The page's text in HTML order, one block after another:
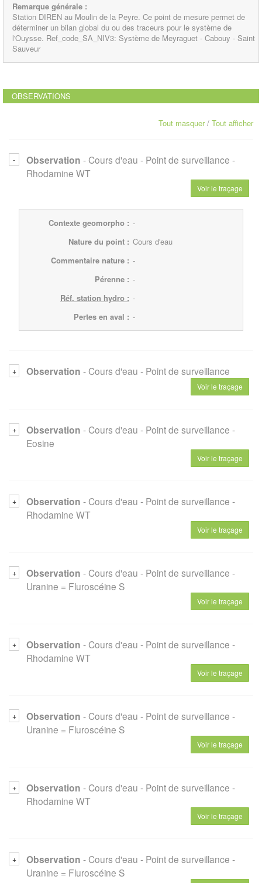
Remarque générale :
Station DIREN au Moulin de la Peyre. Ce point de mesure permet de
déterminer un bilan global du ou des traceurs pour le système de
l'Ouysse. Ref_code_SA_NIV3: Système de Meyraguet - Cabouy - Saint
Sauveur
OBSERVATIONS
Tout masquer/ Tout afficher
Observation - Cours d'eau - Point de surveillance -
Rhodamine WT
Voir le traçage
Contexte geomorpho : -
Nature du point : Cours d'eau
Commentaire nature : -
Pérenne : -
Réf. station hydro : -
Pertes en aval : -
Observation - Cours d'eau - Point de surveillance
Voir le traçage
Observation - Cours d'eau - Point de surveillance -
Eosine
Voir le traçage
Observation - Cours d'eau - Point de surveillance -
Rhodamine WT
Voir le traçage
Observation - Cours d'eau - Point de surveillance -
Uranine = Fluroscéine S
Voir le traçage
Observation - Cours d'eau - Point de surveillance -
Rhodamine WT
Voir le traçage
Observation - Cours d'eau - Point de surveillance -
Uranine = Fluroscéine S
Voir le traçage
Observation - Cours d'eau - Point de surveillance -
Rhodamine WT
Voir le traçage
Observation - Cours d'eau - Point de surveillance -
Uranine = Fluroscéine S